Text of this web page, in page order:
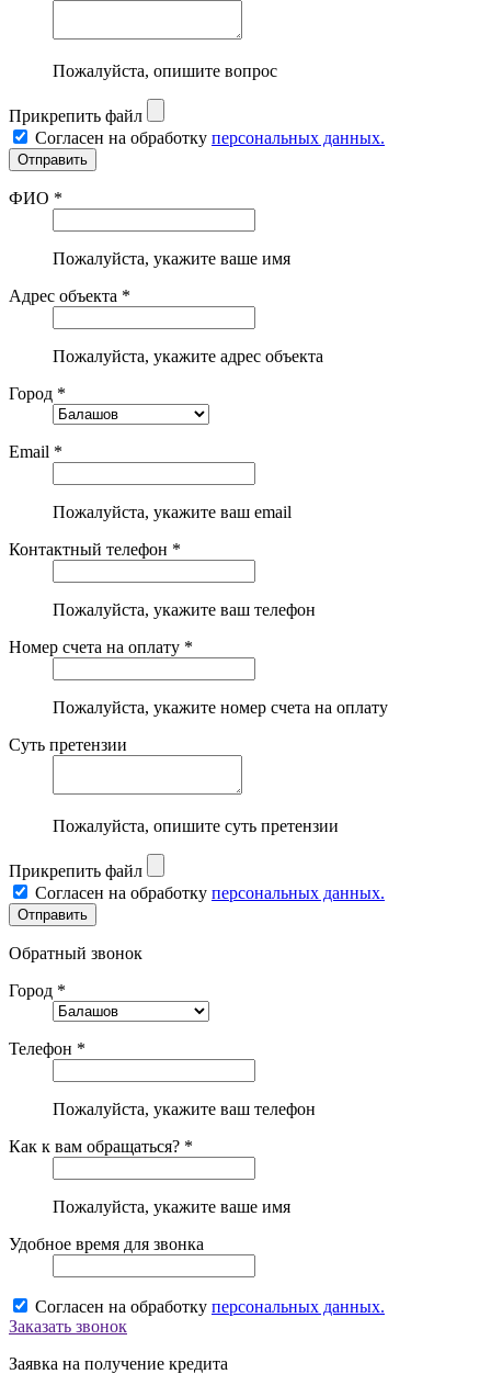
Пожалуйста, опишите вопрос
Прикрепить файл
Согласен на обработку персональных данных.
ФИО *
Пожалуйста, укажите ваше имя
Адрес объекта *
Пожалуйста, укажите адрес объекта
Город *
Email *
Пожалуйста, укажите ваш email
Контактный телефон *
Пожалуйста, укажите ваш телефон
Номер счета на оплату *
Пожалуйста, укажите номер счета на оплату
Суть претензии
Пожалуйста, опишите суть претензии
Прикрепить файл
Согласен на обработку персональных данных.
Обратный звонок
Город *
Телефон *
Пожалуйста, укажите ваш телефон
Как к вам обращаться? *
Пожалуйста, укажите ваше имя
Удобное время для звонка
Согласен на обработку персональных данных.
Заказать звонок
Заявка на получение кредита